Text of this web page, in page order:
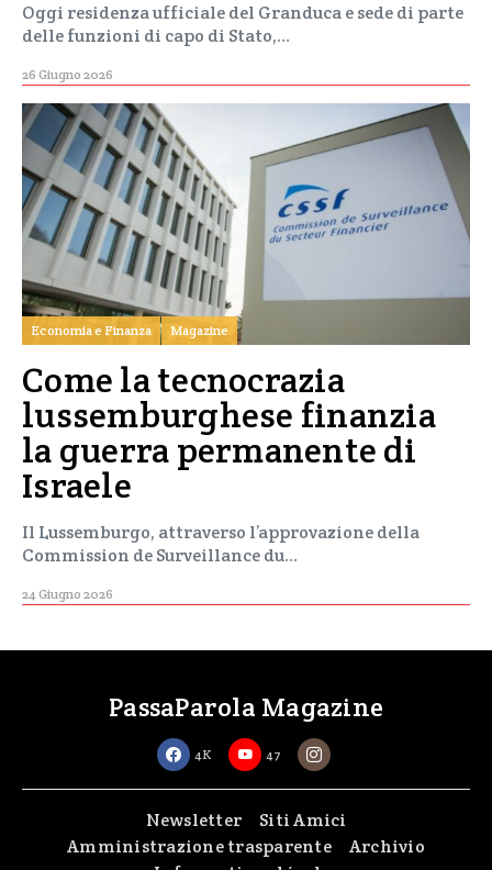
Oggi residenza ufficiale del Granduca e sede di parte
delle funzioni di capo di Stato,…
26 Giugno 2026
Economia e Finanza Magazine
Come la tecnocrazia
lussemburghese finanzia
la guerra permanente di
Israele
Il Lussemburgo, attraverso l’approvazione della
Commission de Surveillance du…
24 Giugno 2026
PassaParola Magazine
4K 47
Newsletter
Siti Amici
Amministrazione trasparente
Archivio